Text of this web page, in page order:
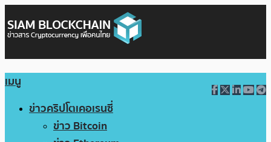
เมนู
ข่าวคริปโตเคอเรนซี่
ข่าว Bitcoin